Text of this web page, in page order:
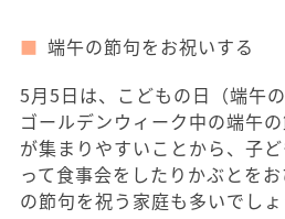
端午の節句をお祝いする
5月5日は、こどもの日（端午
ゴールデンウィーク中の端午
が集まりやすいことから、子
って食事会をしたりかぶとを
の節句を祝う家庭も多いでしょ